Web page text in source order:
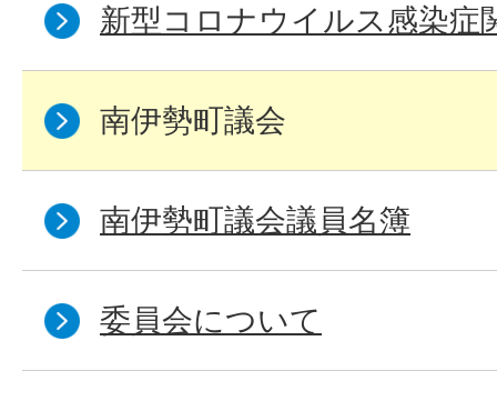
新型コロナウイルス感染症
南伊勢町議会
南伊勢町議会議員名簿
委員会について